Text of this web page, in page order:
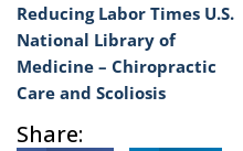
Reducing Labor Times U.S.
National Library of
Medicine – Chiropractic
Care and Scoliosis
Share: